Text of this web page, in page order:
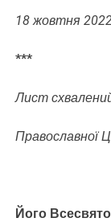
18 жовтня
***
Лист
Православної
Його